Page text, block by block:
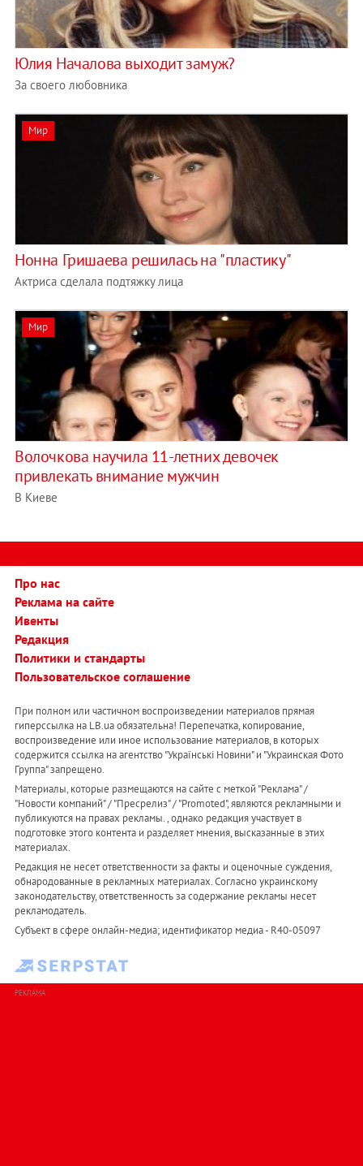
Юлия Началова выходит замуж?
За своего любовника
Мир
Нонна Гришаева решилась на "пластику"
Актриса сделала подтяжку лица
Мир
Волочкова научила 11-летних девочек
привлекать внимание мужчин
В Киеве
Про нас
Реклама на сайте
Ивенты
Редакция
Политики и стандарты
Пользовательское соглашение
При полном или частичном воспроизведении материалов прямая
гиперссылка на LB.ua обязательна! Перепечатка, копирование,
воспроизведение или иное использование материалов, в которых
содержится ссылка на агентство "Українськi Новини" и "Украинская Фото
Группа" запрещено.
Материалы, которые размещаются на сайте с меткой "Реклама" /
"Новости компаний" / "Пресрелиз" / "Promoted", являются рекламными и
публикуются на правах рекламы. , однако редакция участвует в
подготовке этого контента и разделяет мнения, высказанные в этих
материалах.
Редакция не несет ответственности за факты и оценочные суждения,
обнародованные в рекламных материалах. Согласно украинскому
законодательству, ответственность за содержание рекламы несет
рекламодатель.
Субъект в сфере онлайн-медиа; идентификатор медиа - R40-05097
РЕКЛАМА